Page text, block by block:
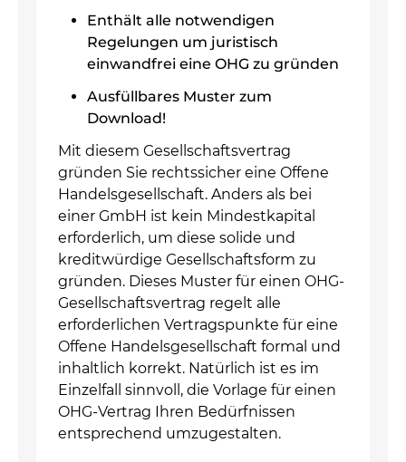
Enthält alle notwendigen
Regelungen um juristisch
einwandfrei eine OHG zu gründen
Ausfüllbares Muster zum
Download!
Mit diesem Gesellschaftsvertrag
gründen Sie rechtssicher eine Offene
Handelsgesellschaft. Anders als bei
einer GmbH ist kein Mindestkapital
erforderlich, um diese solide und
kreditwürdige Gesellschaftsform zu
gründen. Dieses Muster für einen OHG-
Gesellschaftsvertrag regelt alle
erforderlichen Vertragspunkte für eine
Offene Handelsgesellschaft formal und
inhaltlich korrekt. Natürlich ist es im
Einzelfall sinnvoll, die Vorlage für einen
OHG-Vertrag Ihren Bedürfnissen
entsprechend umzugestalten.